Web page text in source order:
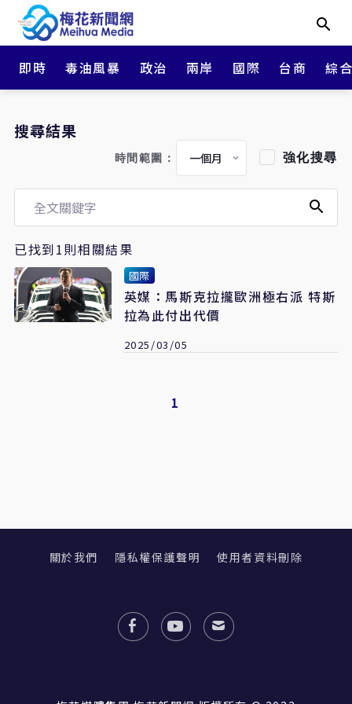
即時 毒油風暴 政治 兩岸 國際 台商 綜
搜尋結果
時間範圍： 強化搜尋
已找到1則相關結果
國際
英媒：馬斯克拉攏歐洲極右派 特斯
拉為此付出代價
2025/03/05
1
關於我們 隱私權保護聲明 使用者資料刪除